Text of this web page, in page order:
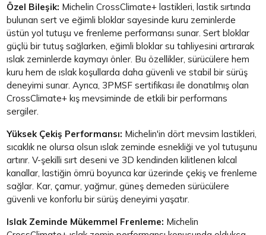
Özel Bileşik: Michelin CrossClimate+ lastikleri, lastik sırtında
bulunan sert ve eğimli bloklar sayesinde kuru zeminlerde
üstün yol tutuşu ve frenleme performansı sunar. Sert bloklar
güçlü bir tutuş sağlarken, eğimli bloklar su tahliyesini artırarak
ıslak zeminlerde kaymayı önler. Bu özellikler, sürücülere hem
kuru hem de ıslak koşullarda daha güvenli ve stabil bir sürüş
deneyimi sunar. Ayrıca, 3PMSF sertifikası ile donatılmış olan
CrossClimate+ kış mevsiminde de etkili bir performans
sergiler.
Yüksek Çekiş Performansı: Michelin'in dört mevsim lastikleri,
sıcaklık ne olursa olsun ıslak zeminde esnekliği ve yol tutuşunu
artırır. V-şekilli sırt deseni ve 3D kendinden kilitlenen kılcal
kanallar, lastiğin ömrü boyunca kar üzerinde çekiş ve frenleme
sağlar. Kar, çamur, yağmur, güneş demeden sürücülere
güvenli ve konforlu bir sürüş deneyimi yaşatır.
Islak Zeminde Mükemmel Frenleme: Michelin